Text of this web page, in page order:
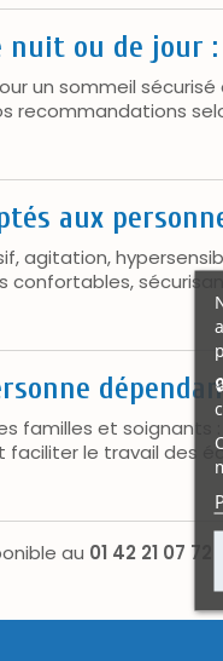
nuit ou de jour
un sommeil
recommandations
aux
agitation,
familles et
faciliter le travail des
au 01 42 21 07 72